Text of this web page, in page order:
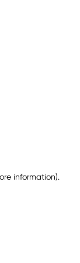
information).